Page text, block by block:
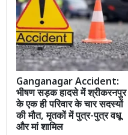
Ganganagar Accident:
भीषण सड़क हादसे में श्रीकरनपुर
के एक ही परिवार के चार सदस्यों
की मौत, मृतकों में पुत्र-पुत्र वधू
और मां शामिल